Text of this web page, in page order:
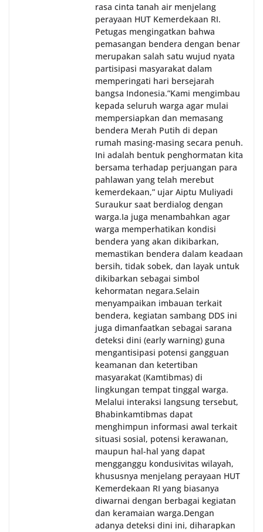
rasa cinta tanah air menjelang
perayaan HUT Kemerdekaan RI.
Petugas mengingatkan bahwa
pemasangan bendera dengan benar
merupakan salah satu wujud nyata
partisipasi masyarakat dalam
memperingati hari bersejarah
bangsa Indonesia.‎‎”Kami mengimbau
kepada seluruh warga agar mulai
mempersiapkan dan memasang
bendera Merah Putih di depan
rumah masing-masing secara penuh.
Ini adalah bentuk penghormatan kita
bersama terhadap perjuangan para
pahlawan yang telah merebut
kemerdekaan,” ujar Aiptu Muliyadi
Suraukur saat berdialog dengan
warga.‎‎Ia juga menambahkan agar
warga memperhatikan kondisi
bendera yang akan dikibarkan,
memastikan bendera dalam keadaan
bersih, tidak sobek, dan layak untuk
dikibarkan sebagai simbol
kehormatan negara.‎‎‎Selain
menyampaikan imbauan terkait
bendera, kegiatan sambang DDS ini
juga dimanfaatkan sebagai sarana
deteksi dini (early warning) guna
mengantisipasi potensi gangguan
keamanan dan ketertiban
masyarakat (Kamtibmas) di
lingkungan tempat tinggal warga.
Melalui interaksi langsung tersebut,
Bhabinkamtibmas dapat
menghimpun informasi awal terkait
situasi sosial, potensi kerawanan,
maupun hal-hal yang dapat
mengganggu kondusivitas wilayah,
khususnya menjelang perayaan HUT
Kemerdekaan RI yang biasanya
diwarnai dengan berbagai kegiatan
dan keramaian warga.‎‎Dengan
adanya deteksi dini ini, diharapkan